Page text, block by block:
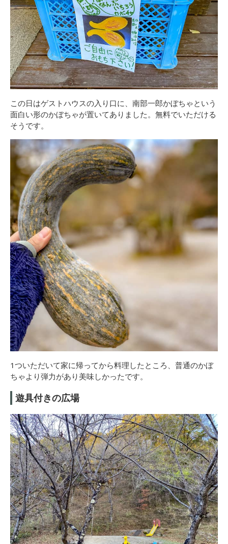
この日はゲストハウスの入り口に、南部一郎かぼちゃという
面白い形のかぼちゃが置いてありました。無料でいただける
そうです。
1ついただいて家に帰ってから料理したところ、普通のかぼ
ちゃより弾力があり美味しかったです。
遊具付きの広場